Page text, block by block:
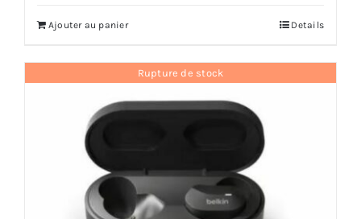
Ajouter au panier Details
Rupture de stock